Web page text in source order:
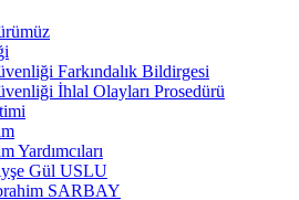
Farkındalık Bildirgesi
İhlal Olayları Prosedürü
Yardımcıları
Gül USLU
SARBAY